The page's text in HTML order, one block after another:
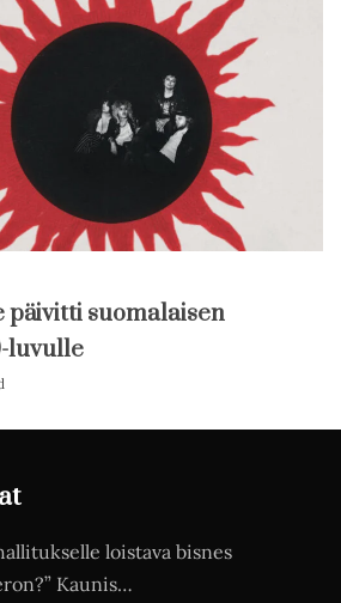
päivitti suomalaisen
luvulle
loistava bisnes
Kaunis…